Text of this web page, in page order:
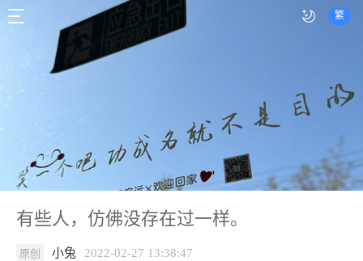
繁
有些人，仿佛没存在过一样。
原创 小兔 2022-02-27 13:38:47